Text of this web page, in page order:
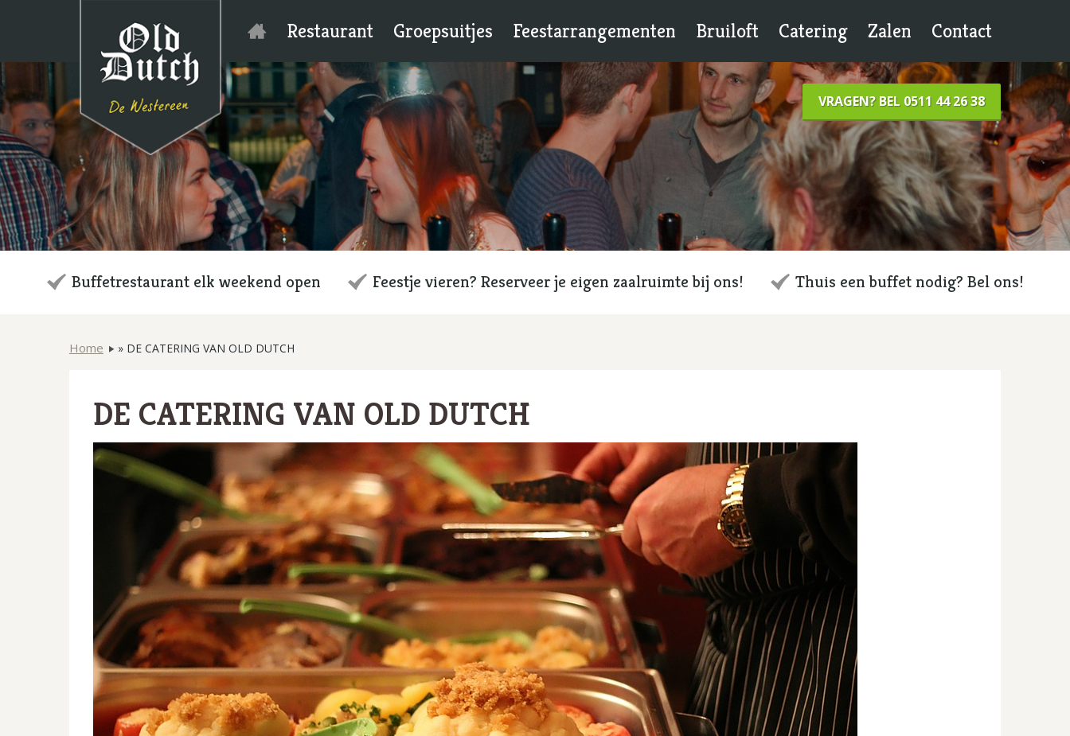
Restaurant Groepsuitjes Feestarrangementen Bruiloft Catering Zalen Contact
VRAGEN? BEL 0511 44 26 38
Buffetrestaurant elk weekend open Feestje vieren? Reserveer je eigen zaalruimte bij ons! Thuis een buffet nodig? Bel ons!
Home » DE CATERING VAN OLD DUTCH
DE CATERING VAN OLD DUTCH